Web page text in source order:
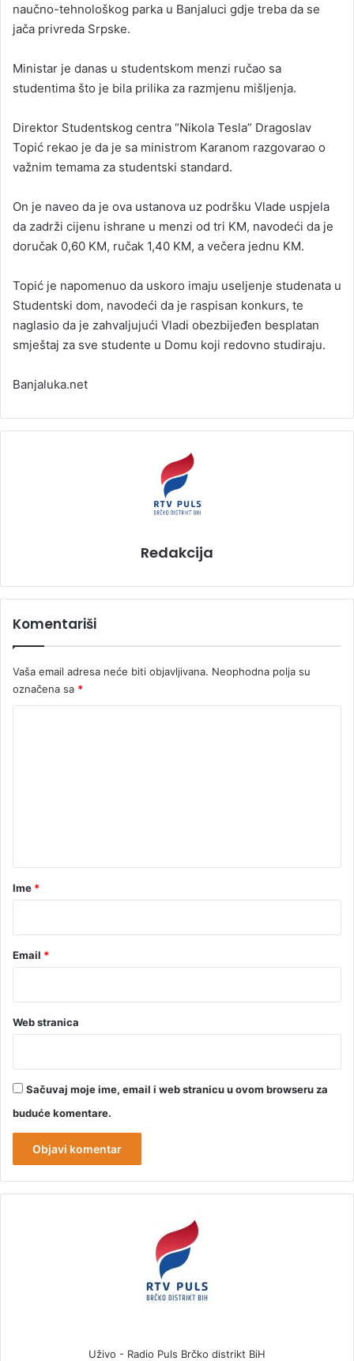
naučno-tehnološkog parka u Banjaluci gdje treba da se
jača privreda Srpske.
Ministar je danas u studentskom menzi ručao sa
studentima što je bila prilika za razmjenu mišljenja.
Direktor Studentskog centra “Nikola Tesla” Dragoslav
Topić rekao je da je sa ministrom Karanom razgovarao o
važnim temama za studentski standard.
On je naveo da je ova ustanova uz podršku Vlade uspjela
da zadrži cijenu ishrane u menzi od tri KM, navodeći da je
doručak 0,60 KM, ručak 1,40 KM, a večera jednu KM.
Topić je napomenuo da uskoro imaju useljenje studenata u
Studentski dom, navodeći da je raspisan konkurs, te
naglasio da je zahvaljujući Vladi obezbijeđen besplatan
smještaj za sve studente u Domu koji redovno studiraju.
Banjaluka.net
Redakcija
Komentariši
Vaša email adresa neće biti objavljivana. Neophodna polja su
označena sa *
rIme *
Email *
Web stranica
Sačuvaj moje ime, email i web stranicu u ovom browseru za
buduće komentare.
Uživo - Radio Puls Brčko distrikt BiH